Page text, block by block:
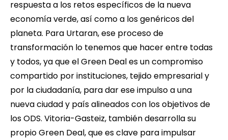
respuesta a los retos específicos de la nueva
economía verde, así como a los genéricos del
planeta. Para Urtaran, ese proceso de
transformación lo tenemos que hacer entre todas
y todos, ya que el Green Deal es un compromiso
compartido por instituciones, tejido empresarial y
por la ciudadanía, para dar ese impulso a una
nueva ciudad y país alineados con los objetivos de
los ODS. Vitoria-Gasteiz, también desarrolla su
propio Green Deal, que es clave para impulsar